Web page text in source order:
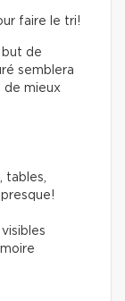
faire le tri!
but de
semblera
de mieux
tables,